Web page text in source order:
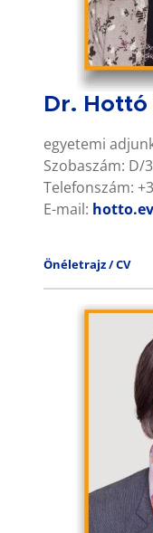
Dr. Hottó
egyetemi
Szobaszám: D/
Telefonszám:
E-mail:
Önéletrajz / CV